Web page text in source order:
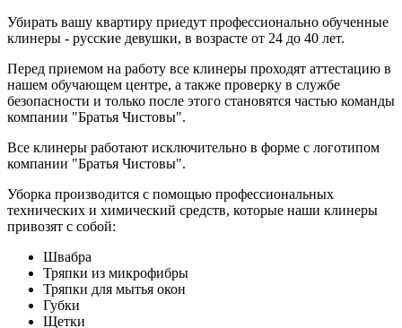
Убирать вашу квартиру приедут профессионально обученные
клинеры - русские девушки, в возрасте от 24 до 40 лет.
Перед приемом на работу все клинеры проходят аттестацию в
нашем обучающем центре, а также проверку в службе
безопасности и только после этого становятся частью команды
компании "Братья Чистовы".
Все клинеры работают исключительно в форме с логотипом
компании "Братья Чистовы".
Уборка производится с помощью профессиональных
технических и химический средств, которые наши клинеры
привозят с собой:
Швабра
Тряпки из микрофибры
Тряпки для мытья окон
Губки
Щетки